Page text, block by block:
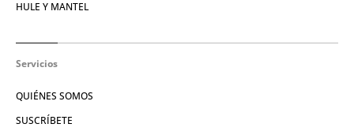
HULE Y MANTEL
Servicios
QUIÉNES SOMOS
SUSCRÍBETE